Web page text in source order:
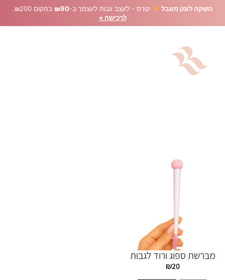
השקה לזמן מוגבל קורס - לעצב גבות לעצמך ב-₪90 במקום ₪200.
לרכישה »
מברשת ספוג ורוד לגבות
₪20